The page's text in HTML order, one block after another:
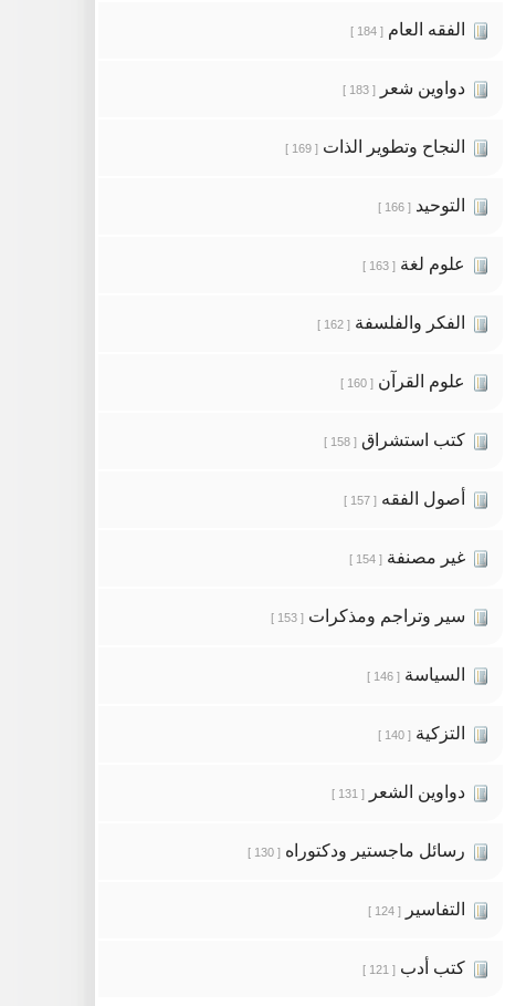
الفقه العام [ 184 ]
دواوين شعر [ 183 ]
النجاح وتطوير الذات [ 169 ]
التوحيد [ 166 ]
علوم لغة [ 163 ]
الفكر والفلسفة [ 162 ]
علوم القرآن [ 160 ]
كتب استشراق [ 158 ]
أصول الفقه [ 157 ]
غير مصنفة [ 154 ]
سير وتراجم ومذكرات [ 153 ]
السياسة [ 146 ]
التزكية [ 140 ]
دواوين الشعر [ 131 ]
رسائل ماجستير ودكتوراه [ 130 ]
التفاسير [ 124 ]
كتب أدب [ 121 ]